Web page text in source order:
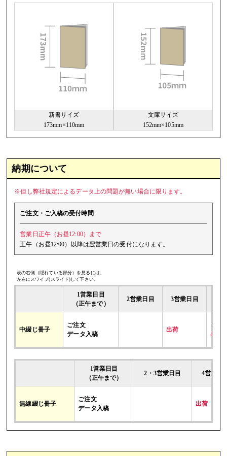
新書サイズ
173mm×110mm
文庫サイズ
152mm×105mm
納期について
※但し弊社規定によるデータ上の問題が無い場合に限ります。
ご注文・ご入稿の受付時間
営業日正午（お昼12:00）まで
正午（お昼12:00）以降は翌営業日の受付になります。
表の右側（隠れている部分）を見るには、
左右にスワイプ(スライド)して下さい。
1営業日目
（正午まで）
2営業日目 3営業日目
中綴じ冊子
ご注文
データ入稿
出荷
オプ
出荷
1営業日目
（正午まで）
2・3営業日目 4営業日
無線綴じ冊子
ご注文
データ入稿
出荷